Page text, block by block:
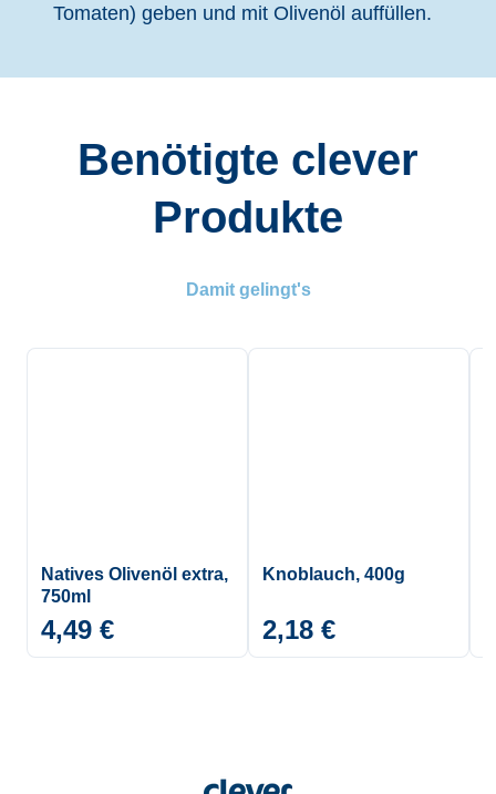
Tomaten) geben und mit Olivenöl auffüllen.
Benötigte clever
Produkte
Damit gelingt's
Natives Olivenöl extra,
750ml
4,49 €
Knoblauch, 400g
2,18 €